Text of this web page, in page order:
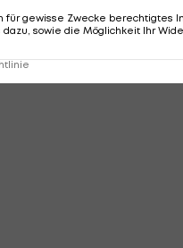
für gewisse Zwecke berechtigtes
sowie die Möglichkeit Ihr